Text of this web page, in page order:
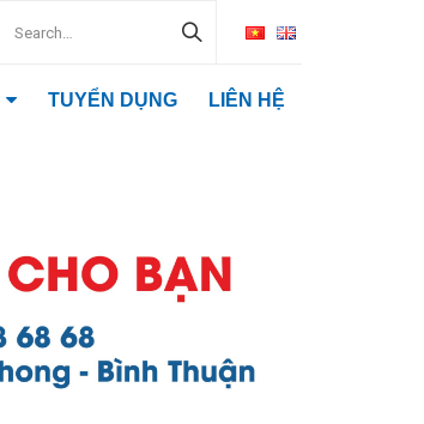
TUYỂN DỤNG LIÊN HỆ